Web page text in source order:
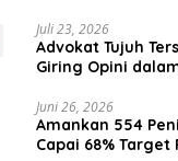
Juli 23, 2026
Advokat Tujuh
Giring Opini
Juni 26, 2026
Amankan 554
Capai 68%